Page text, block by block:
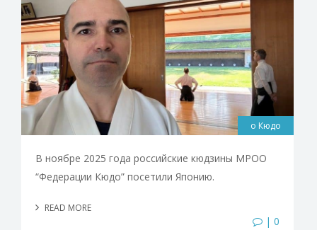
о Кюдо
В ноябре 2025 года российские кюдзины МРОО
“Федерации Кюдо” посетили Японию.
READ MORE
| 0